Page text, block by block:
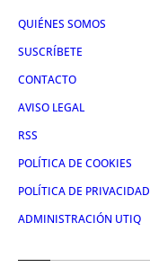
QUIÉNES SOMOS
SUSCRÍBETE
CONTACTO
AVISO LEGAL
RSS
POLÍTICA DE COOKIES
POLÍTICA DE PRIVACIDAD
ADMINISTRACIÓN UTIQ